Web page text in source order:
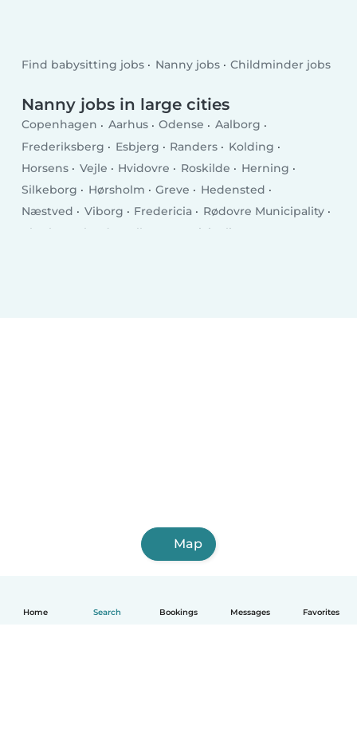
Home Search Bookings Messages Favorites
Find babysitting jobs Nanny jobs Childminder jobs
Nanny jobs in large cities
Copenhagen Aarhus Odense
Aalborg
Frederiksberg
Esbjerg Randers
Kolding
Horsens
Vejle Hvidovre Roskilde
Herning
Silkeborg
Hørsholm Greve
Hedensted
Næstved
Viborg Fredericia
Rødovre Municipality
Charlottenlund
Ballerup Municipality
Map